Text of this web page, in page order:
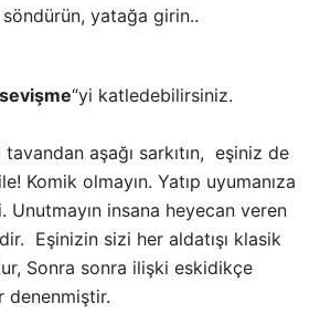
söndürün, yatağa girin..
sevişme“yi katledebilirsiniz.
aşağı sarkıtın, eşiniz de
Komik olmayın. Yatıp uyumanıza
Unutmayın insana heyecan veren
Eşinizin sizi her aldatışı klasik
Sonra sonra ilişki eskidikçe
denenmiştir.